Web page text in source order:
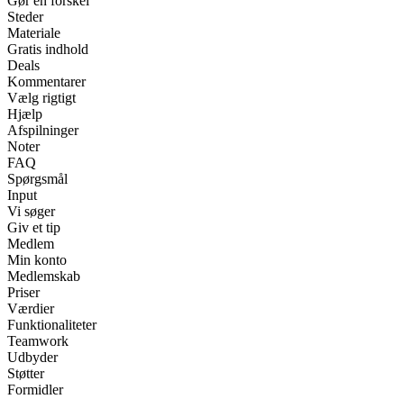
Steder
Materiale
Gratis indhold
Deals
Kommentarer
Vælg rigtigt
Hjælp
Afspilninger
Noter
FAQ
Spørgsmål
Input
Vi søger
Giv et tip
Medlem
Min konto
Medlemskab
Priser
Værdier
Funktionaliteter
Teamwork
Udbyder
Støtter
Formidler